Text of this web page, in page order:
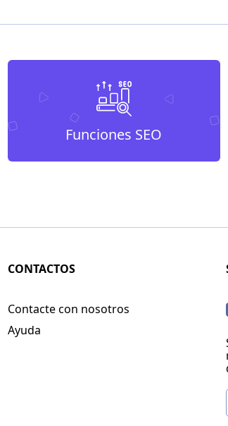
Funciones SEO
CONTACTOS
Contacte con nosotros
Ayuda